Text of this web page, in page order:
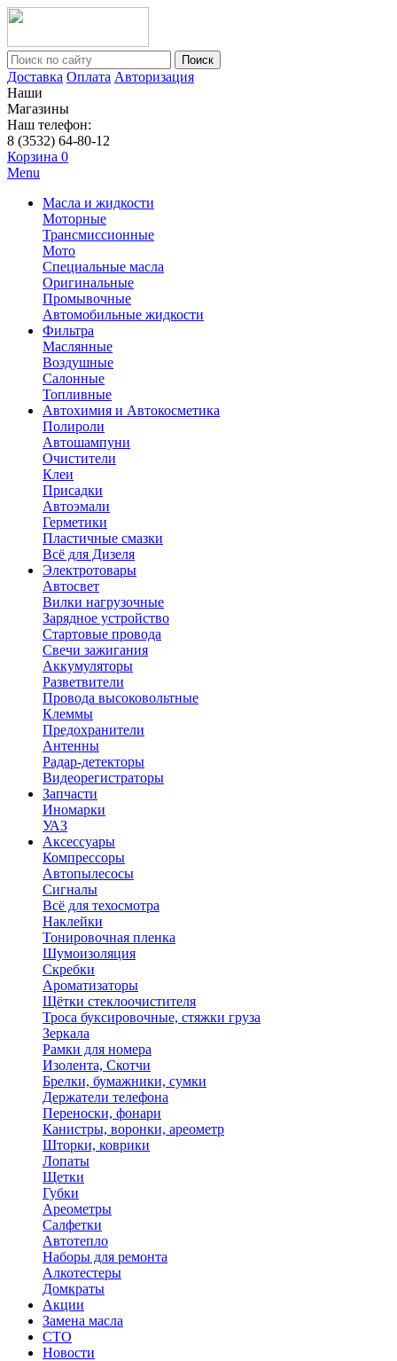
Поиск
Доставка Оплата Авторизация
Наши
Магазины
Наш телефон:
8 (3532) 64-80-12
Корзина 0
Menu
Масла и жидкости
Моторные
Трансмиссионные
Мото
Специальные масла
Оригинальные
Промывочные
Автомобильные жидкости
Фильтра
Маслянные
Воздушные
Салонные
Топливные
Автохимия и Автокосметика
Полироли
Автошампуни
Очистители
Клеи
Присадки
Автоэмали
Герметики
Пластичные смазки
Всё для Дизеля
Электротовары
Автосвет
Вилки нагрузочные
Зарядное устройство
Стартовые провода
Свечи зажигания
Аккумуляторы
Разветвители
Провода высоковольтные
Клеммы
Предохранители
Антенны
Радар-детекторы
Видеорегистраторы
Запчасти
Иномарки
УАЗ
Аксесcуары
Компрессоры
Автопылесосы
Сигналы
Всё для техосмотра
Наклейки
Тонировочная пленка
Шумоизоляция
Скребки
Ароматизаторы
Щётки стеклоочистителя
Троса буксировочные, стяжки груза
Зеркала
Рамки для номера
Изолента, Скотчи
Брелки, бумажники, сумки
Держатели телефона
Переноски, фонари
Канистры, воронки, ареометр
Шторки, коврики
Лопаты
Щетки
Губки
Ареометры
Салфетки
Автотепло
Наборы для ремонта
Алкотестеры
Домкраты
Акции
Замена масла
СТО
Новости